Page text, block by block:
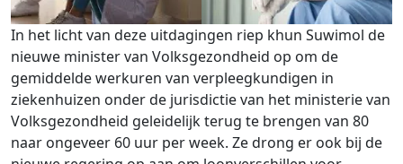
In het licht van deze uitdagingen riep khun Suwimol de
nieuwe minister van Volksgezondheid op om de
gemiddelde werkuren van verpleegkundigen in
ziekenhuizen onder de jurisdictie van het ministerie van
Volksgezondheid geleidelijk terug te brengen van 80
naar ongeveer 60 uur per week. Ze drong er ook bij de